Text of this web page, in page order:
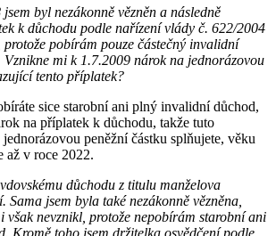
byl nezákonně vězněn a následně
k důchodu podle nařízení vlády č. 622/2004
protože pobírám pouze částečný invalidní
mi k 1.7.2009 nárok na jednorázovou
tento příplatek?
sice starobní ani plný invalidní důchod,
na příplatek k důchodu, takže tuto
peněžní částku splňujete, věku
až v roce 2022.
důchodu z titulu manželova
Sama jsem byla také nezákonně vězněna,
však nevznikl, protože nepobírám starobní ani
Kromě toho jsem držitelka osvědčení podle